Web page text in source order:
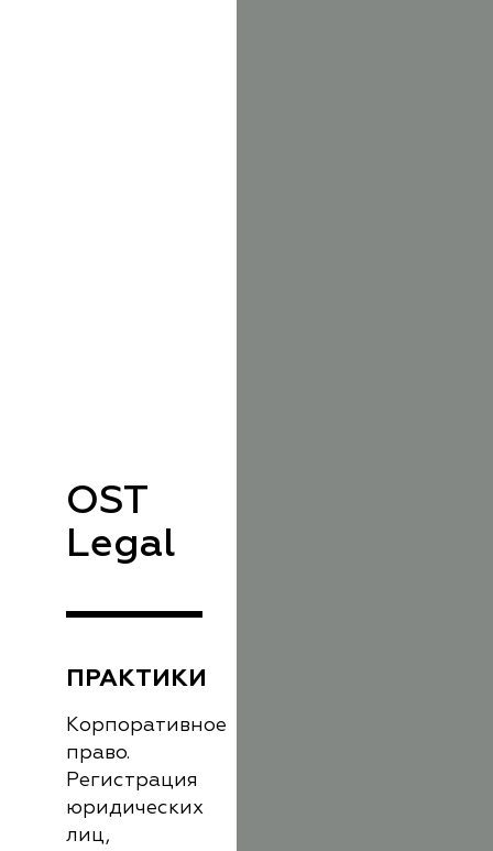
OST
Legal
ПРАКТИКИ
Корпоративное
право.
Регистрация
юридических
лиц,